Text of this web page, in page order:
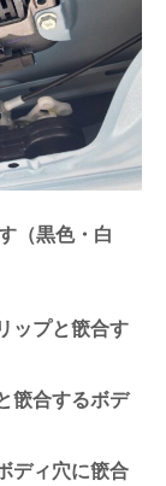
（黒色・白
ップと篏合す
篏合するボデ
ディ穴に篏合